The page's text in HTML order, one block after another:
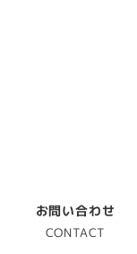
お問い合わせ
CONTACT